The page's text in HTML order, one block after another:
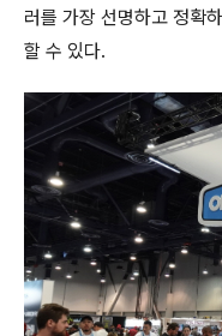
러를 가장 선명하고 정확
할 수 있다.